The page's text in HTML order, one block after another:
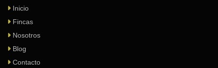
Inicio
Fincas
Nosotros
Blog
Contacto